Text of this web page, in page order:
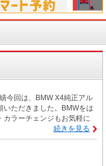
今回は、BMW X4純正アル
いただきました。BMWをは
カラーチェンジもお気軽に
続きを見る